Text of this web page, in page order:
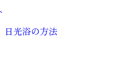
日光浴の方法